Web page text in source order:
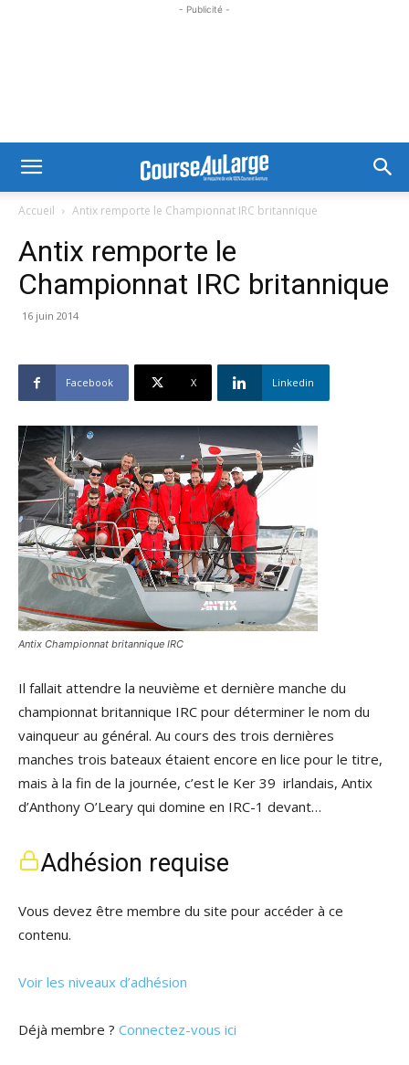
- Publicité -
Accueil Antix remporte le Championnat IRC britannique
Antix remporte le
Championnat IRC britannique
16 juin 2014
Facebook X Linkedin
Antix Championnat britannique IRC
Il fallait attendre la neuvième et dernière manche du
championnat britannique IRC pour déterminer le nom du
vainqueur au général. Au cours des trois dernières
manches trois bateaux étaient encore en lice pour le titre,
mais à la fin de la journée, c’est le Ker 39 irlandais, Antix
d’Anthony O’Leary qui domine en IRC-1 devant…
Adhésion requise
Vous devez être membre du site pour accéder à ce
contenu.
Voir les niveaux d’adhésion
Déjà membre ? Connectez-vous ici